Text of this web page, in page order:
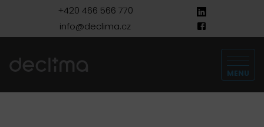
+420 466 566 770
info@declima.cz
MENU